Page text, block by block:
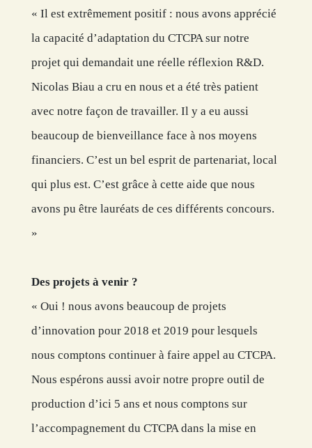
« Il est extrêmement positif : nous avons apprécié
la capacité d’adaptation du CTCPA sur notre
projet qui demandait une réelle réflexion R&D.
Nicolas Biau a cru en nous et a été très patient
avec notre façon de travailler. Il y a eu aussi
beaucoup de bienveillance face à nos moyens
financiers. C’est un bel esprit de partenariat, local
qui plus est. C’est grâce à cette aide que nous
avons pu être lauréats de ces différents concours.
»
Des projets à venir ?
« Oui ! nous avons beaucoup de projets
d’innovation pour 2018 et 2019 pour lesquels
nous comptons continuer à faire appel au CTCPA.
Nous espérons aussi avoir notre propre outil de
production d’ici 5 ans et nous comptons sur
l’accompagnement du CTCPA dans la mise en